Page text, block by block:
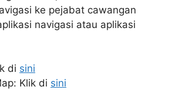
ke pejabat cawangan
navigasi atau aplikasi
di sini
Klik di sini